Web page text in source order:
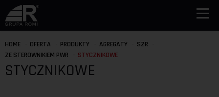
HOME OFERTA PRODUKTY AGREGATY
SZR
ZE STEROWNIKIEM PWR
STYCZNIKOWE
STYCZNIKOWE